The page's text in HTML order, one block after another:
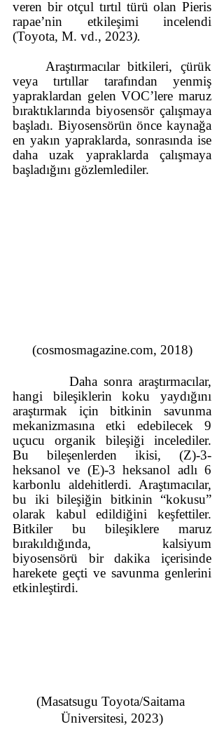
veren bir otçul tırtıl türü olan Pieris
rapae’nin etkileşimi incelendi
(Toyota, M. vd., 2023).
Araştırmacılar bitkileri, çürük
veya tırtıllar tarafından yenmiş
yapraklardan gelen VOC’lere maruz
bıraktıklarında biyosensör çalışmaya
başladı. Biyosensörün önce kaynağa
en yakın yapraklarda, sonrasında ise
daha uzak yapraklarda çalışmaya
başladığını gözlemlediler.
(cosmosmagazine.com, 2018)
hangi bileşiklerin koku yaydığını
araştırmak için bitkinin savunma
mekanizmasına etki edebilecek 9
uçucu organik bileşiği incelediler.
Bu bileşenlerden ikisi, (Z)-3-
heksanol ve (E)-3 heksanol adlı 6
karbonlu aldehitlerdi. Araştımacılar,
bu iki bileşiğin bitkinin “kokusu”
olarak kabul edildiğini keşfettiler.
Bitkiler bu bileşiklere maruz
bırakıldığında, kalsiyum
biyosensörü bir dakika içerisinde
harekete geçti ve savunma genlerini
etkinleştirdi.
(Masatsugu Toyota/Saitama
Üniversitesi, 2023)